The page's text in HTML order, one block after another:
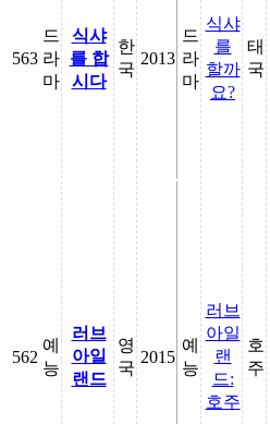
563
드
라
마
식샤
를 합
시다
한
국
2013
드
라
마
식샤
를
할까
요?
태
국
562
예
능
러브
아일
랜드
영
국
2015
예
능
러브
아일
랜
드:
호주
호
주